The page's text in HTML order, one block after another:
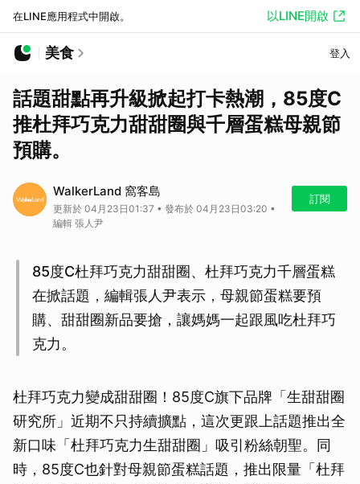
在LINE應用程式中開啟。 以LINE開啟
美食 登入
話題甜點再升級掀起打卡熱潮，85度C
推杜拜巧克力甜甜圈與千層蛋糕母親節
預購。
WalkerLand 窩客島
更新於 04月23日01:37 • 發布於 04月23日03:20 •
編輯 張人尹
訂閱
85度C杜拜巧克力甜甜圈、杜拜巧克力千層蛋糕
在掀話題，編輯張人尹表示，母親節蛋糕要預
購、甜甜圈新品要搶，讓媽媽一起跟風吃杜拜巧
克力。
杜拜巧克力變成甜甜圈！85度C旗下品牌「生甜甜圈
研究所」近期不只持續擴點，這次更跟上話題推出全
新口味「杜拜巧克力生甜甜圈」吸引粉絲朝聖。同
時，85度C也針對母親節蛋糕話題，推出限量「杜拜